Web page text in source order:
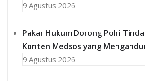
9 Agustus 2026
Pakar Hukum Dorong Polri
Konten Medsos yang
9 Agustus 2026